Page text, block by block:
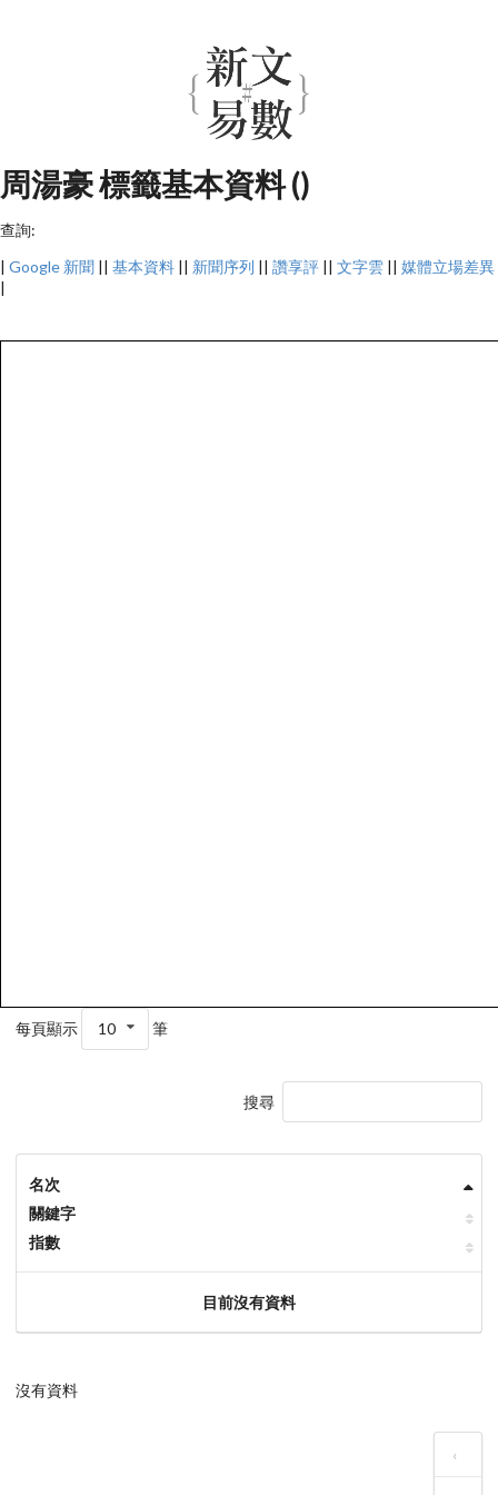
周湯豪 標籤基本資料 ()
查詢:
| Google 新聞 || 基本資料 || 新聞序列 || 讚享評 || 文字雲 || 媒體立場差異
|
每頁顯示 10 筆
搜尋
名次
關鍵字
指數
目前沒有資料
沒有資料
‹